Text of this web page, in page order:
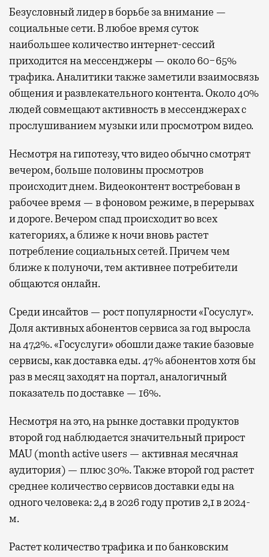
Безусловный лидер в борьбе за внимание —
социальные сети. В любое время суток
наибольшее количество интернет-сессий
приходится на мессенджеры — около 60−65%
трафика. Аналитики также заметили взаимосвязь
общения и развлекательного контента. Около 40%
людей совмещают активность в мессенджерах с
прослушиванием музыки или просмотром видео.
Несмотря на гипотезу, что видео обычно смотрят
вечером, больше половины просмотров
происходит днем. Видеоконтент востребован в
рабочее время — в фоновом режиме, в перерывах
и дороге. Вечером спад происходит во всех
категориях, а ближе к ночи вновь растет
потребление социальных сетей. Причем чем
ближе к полуночи, тем активнее потребители
общаются онлайн.
Среди инсайтов — рост популярности «Госуслуг».
Доля активных абонентов сервиса за год выросла
на 47,2%. «Госуслуги» обошли даже такие базовые
сервисы, как доставка еды. 47% абонентов хотя бы
раз в месяц заходят на портал, аналогичный
показатель по доставке — 16%.
Несмотря на это, на рынке доставки продуктов
второй год наблюдается значительный прирост
MAU (month active users — активная месячная
аудитория) — плюс 30%. Также второй год растет
среднее количество сервисов доставки еды на
одного человека: 2,4 в 2026 году против 2,1 в 2024-
м.
Растет количество трафика и по банковским